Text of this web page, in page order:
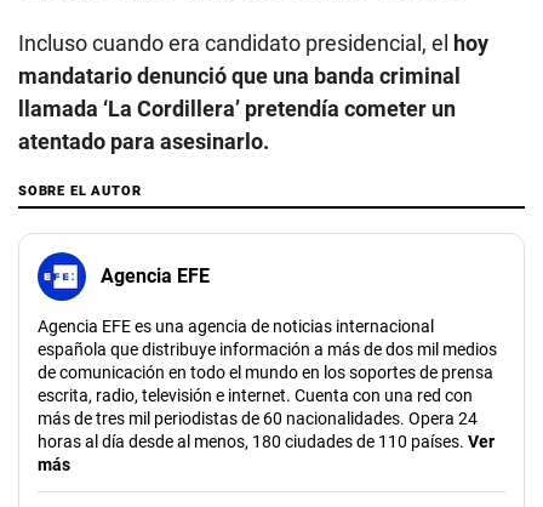
Incluso cuando era candidato presidencial, el hoy
mandatario denunció que una banda criminal
llamada ‘La Cordillera’ pretendía cometer un
atentado para asesinarlo.
SOBRE EL AUTOR
Agencia EFE
Agencia EFE es una agencia de noticias internacional
española que distribuye información a más de dos mil medios
de comunicación en todo el mundo en los soportes de prensa
escrita, radio, televisión e internet. Cuenta con una red con
más de tres mil periodistas de 60 nacionalidades. Opera 24
horas al día desde al menos, 180 ciudades de 110 países. Ver
más